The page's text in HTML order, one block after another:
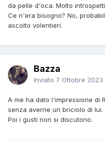
da pelle d'oca. Molto
Ce n'era bisogno? No,
ascolto volentieri.
Bazza
Inviato 7 Ottobre 2023
A me ha dato l'impressione di
senza averne un briciolo di lui.
Poi i gusti non si discutono.